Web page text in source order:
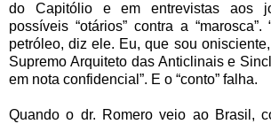
do Capitólio e em entrevistas aos
possíveis “otários” contra a
petróleo, diz ele. Eu, que sou
Supremo Arquiteto das Anticlinais e
em nota confidencial”. E o “conto” falha.
Quando o dr. Romero veio ao Brasil,